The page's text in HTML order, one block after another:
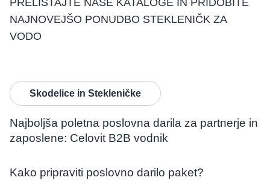
NAJNOVEJŠO PONUDBO STEKLENIČK ZA
VODO
Skodelice in Stekleničke
Najboljša poletna poslovna darila za partnerje in
zaposlene: Celovit B2B vodnik
Kako pripraviti poslovno darilo paket?